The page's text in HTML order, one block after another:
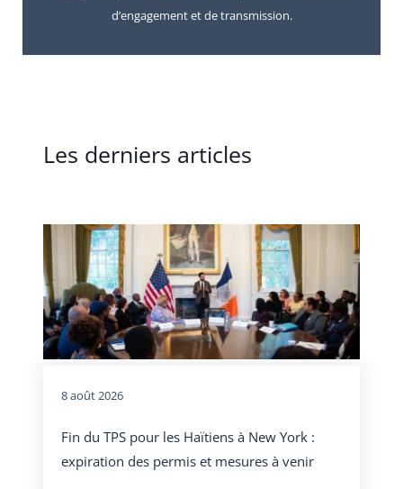
d’engagement et de transmission.
Les derniers articles
8 août 2026
Fin du TPS pour les Haïtiens à New York :
expiration des permis et mesures à venir